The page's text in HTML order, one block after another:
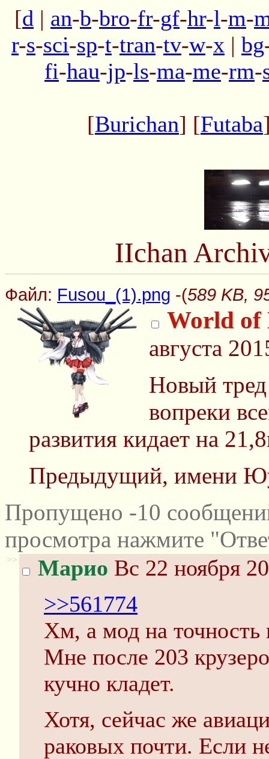
[d | an-b-bro-fr-gf-hr-l-m-
r-s-sci-sp-t-tran-tv-w-x | bg
fi-hau-jp-ls-ma-me-rm-
[Burichan] [Futaba
IIchan
Файл: Fusou_(1).png -(589 KB,
World of
августа
Новый
вопреки
развития кидает на
Предыдущий, имени
Пропущено -10
просмотра нажмите
>> Марио Вс 22 ноября
>>561774
Хм, а мод на
Мне после 203
кучно кладет.
Хотя, сейчас же
раковых почти. Если